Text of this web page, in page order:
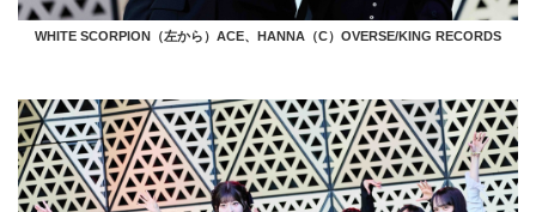
WHITE SCORPION（左から）ACE、HANNA（C）OVERSE/KING RECORDS